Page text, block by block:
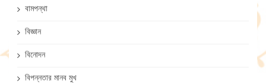
বামপন্থা
বিজ্ঞান
বিনোদন
বিপন্নতার মানব মুখ